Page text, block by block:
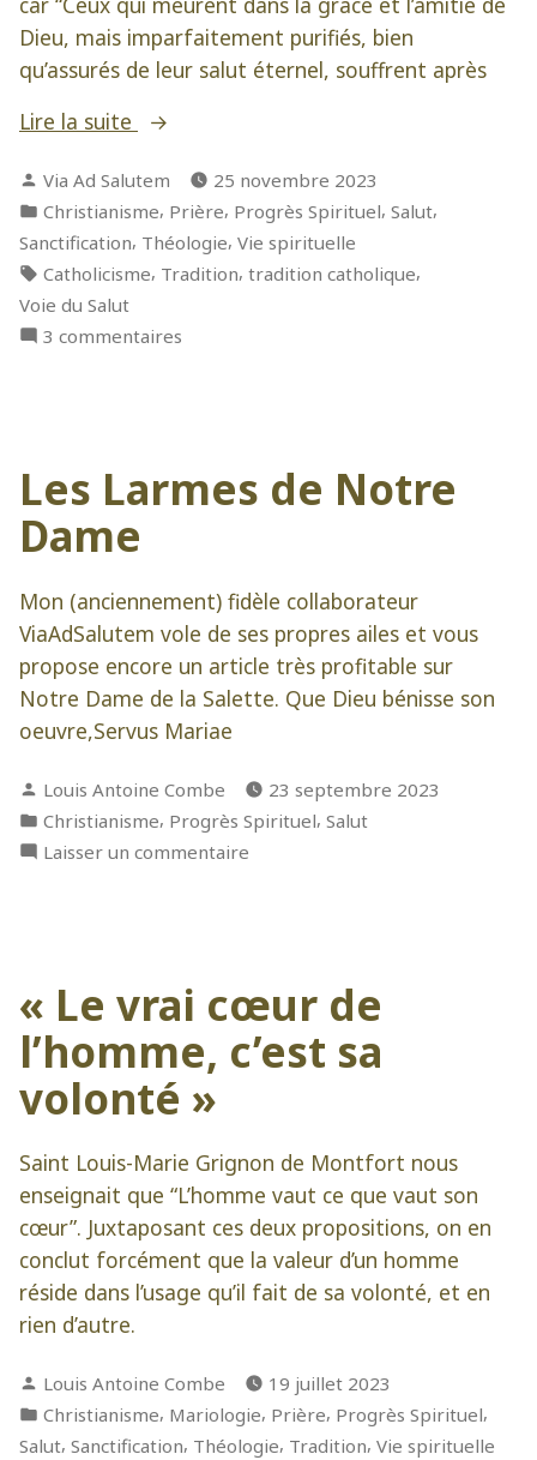
Dieu, mais imparfaitement purifiés, bien
qu’assurés de leur salut éternel, souffrent après
Lire la suite
« La
du
ciel »
Publié
par
Via Ad Salutem
25 novembre 2023
Publié
dans
Christianisme, Prière, Progrès Spirituel, Salut,
Sanctification, Théologie, Vie spirituelle
Étiquettes :
Catholicisme, Tradition, tradition catholique,
Voie du Salut
3 commentaires
Les Larmes de Notre
Dame
Mon (anciennement) fidèle collaborateur
ViaAdSalutem vole de ses propres ailes et vous
propose encore un article très profitable sur
Notre Dame de la Salette. Que Dieu bénisse son
oeuvre,Servus Mariae
Publié
par
Louis Antoine Combe
23 septembre 2023
Publié
dans
Christianisme, Progrès Spirituel, Salut
Laisser un commentaire
Dame
« Le vrai cœur de
l’homme, c’est sa
volonté »
Saint Louis-Marie Grignon de Montfort nous
enseignait que “L’homme vaut ce que vaut son
cœur”. Juxtaposant ces deux propositions, on en
conclut forcément que la valeur d’un homme
réside dans l’usage qu’il fait de sa volonté, et en
rien d’autre.
Publié
par
Louis Antoine Combe
19 juillet 2023
Publié
dans
Christianisme, Mariologie, Prière, Progrès Spirituel,
Salut, Sanctification, Théologie, Tradition, Vie spirituelle